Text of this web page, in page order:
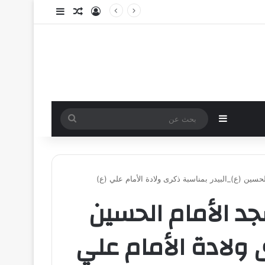
تسجيل الدخول
مقال عشوائي
إضافة عمود جانبي
عن
(ع)_البيدر بمناسبة ذكرى ولادة الأمام علي (ع)
الأمام الحسين
ولادة الأمام علي